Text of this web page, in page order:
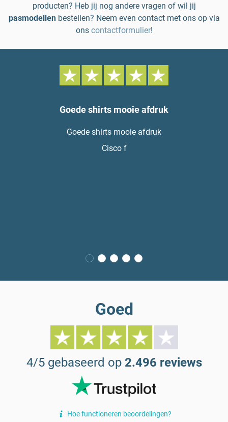
producten? Heb jij nog andere vragen of wil jij
pasmodellenbestellen? Neem even contact met ons op via
ons contactformulier!
Goede shirts mooie afdruk
Goede shirts mooie afdruk
Cisco f
Goed
4/5 gebaseerd op 2.496 reviews
Hoe functioneren beoordelingen?